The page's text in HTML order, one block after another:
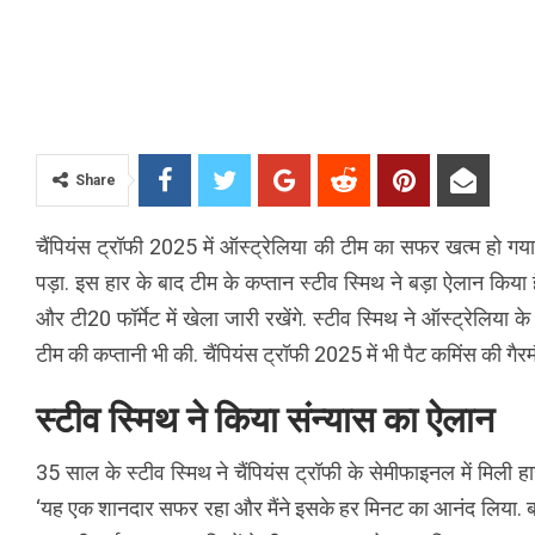
Share
चैंपियंस ट्रॉफी 2025 में ऑस्ट्रेलिया की टीम का सफर खत्म हो
पड़ा. इस हार के बाद टीम के कप्तान स्टीव स्मिथ ने बड़ा ऐलान
और टी20 फॉर्मेट में खेला जारी रखेंगे. स्टीव स्मिथ ने ऑस्ट्रेलिया
टीम की कप्तानी भी की. चैंपियंस ट्रॉफी 2025 में भी पैट कमिंस की
स्टीव स्मिथ ने किया संन्यास का ऐलान
35 साल के स्टीव स्मिथ ने चैंपियंस ट्रॉफी के सेमीफाइनल में मिली
‘यह एक शानदार सफर रहा और मैंने इसके हर मिनट का आनंद लिया.